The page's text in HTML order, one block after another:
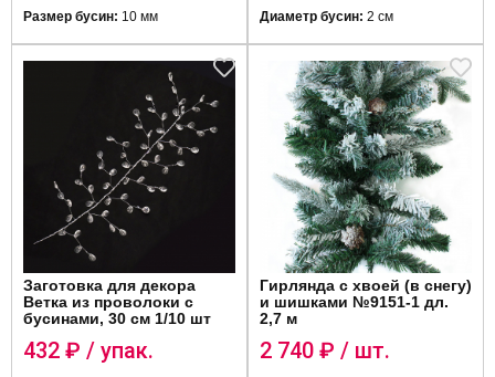
Размер бусин: 10 мм
Диаметр бусин: 2 см
Заготовка для декора
Ветка из проволоки с
бусинами, 30 см 1/10 шт
432 ₽ / упак.
Гирлянда с хвоей (в снегу)
и шишками №9151-1 дл.
2,7 м
2 740 ₽ / шт.